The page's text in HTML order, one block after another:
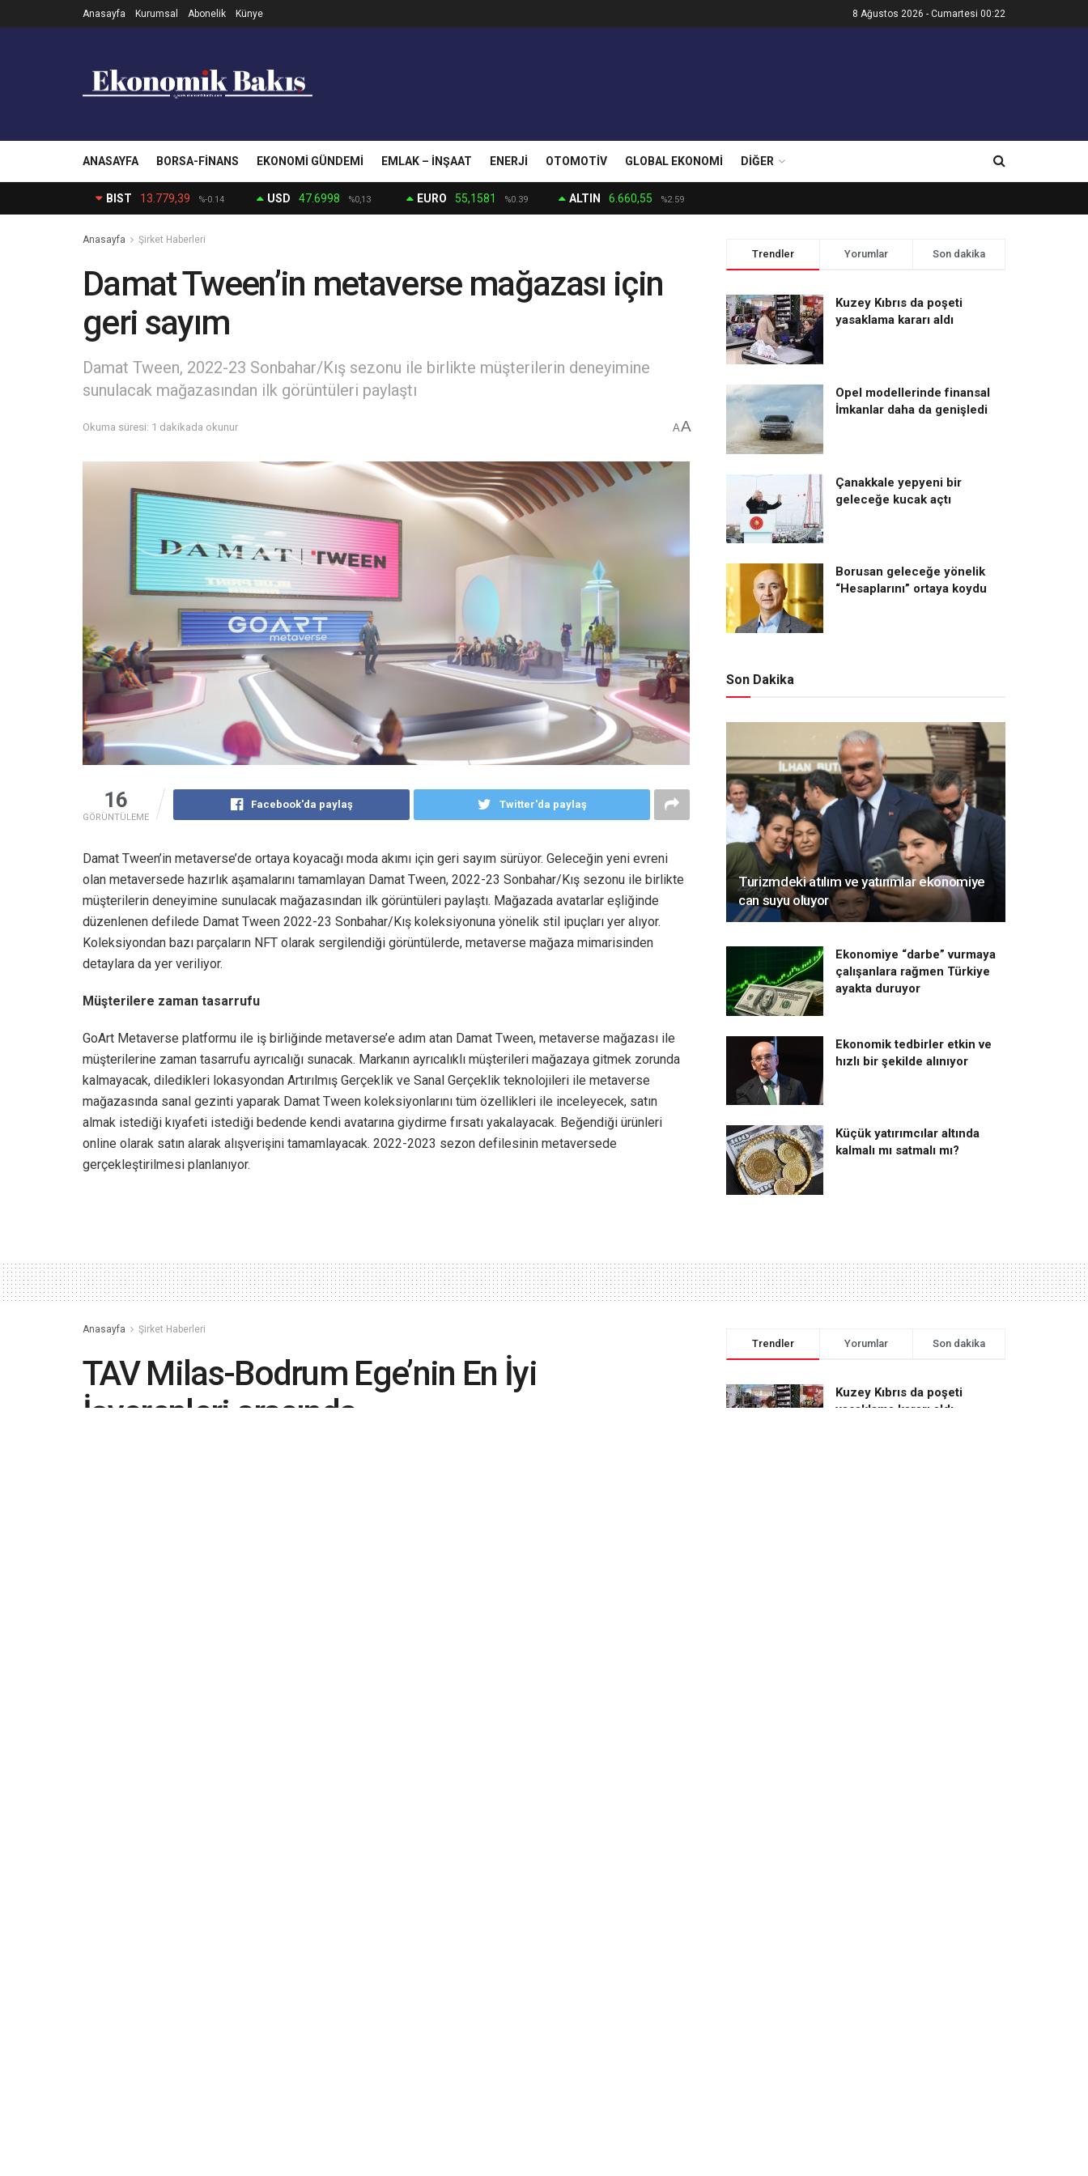
Anasayfa Kurumsal Abonelik Künye 8 Ağustos 2026 - Cumartesi 00:22
ANASAYFA BORSA-FINANS EKONOMI GÜNDEMI EMLAK – İNŞAAT ENERJI OTOMOTIV GLOBAL EKONOMI DIĞER
BIST 13.779,39 %-0.14 USD 47.6998 %0,13 EURO 55,1581 %0.39 ALTIN 6.660,55 %2.59
Anasayfa Şirket Haberleri
Damat Tween’in metaverse mağazası için
geri sayım
Damat Tween, 2022-23 Sonbahar/Kış sezonu ile birlikte müşterilerin deneyimine
sunulacak mağazasından ilk görüntüleri paylaştı
Okuma süresi: 1 dakikada okunur AA
16
GÖRÜNTÜLEME
Facebook'da paylaş Twitter'da paylaş
Damat Tween’in metaverse’de ortaya koyacağı moda akımı için geri sayım sürüyor. Geleceğin yeni evreni
olan metaversede hazırlık aşamalarını tamamlayan Damat Tween, 2022-23 Sonbahar/Kış sezonu ile birlikte
müşterilerin deneyimine sunulacak mağazasından ilk görüntüleri paylaştı. Mağazada avatarlar eşliğinde
düzenlenen defilede Damat Tween 2022-23 Sonbahar/Kış koleksiyonuna yönelik stil ipuçları yer alıyor.
Koleksiyondan bazı parçaların NFT olarak sergilendiği görüntülerde, metaverse mağaza mimarisinden
detaylara da yer veriliyor.
Müşterilere zaman tasarrufu
GoArt Metaverse platformu ile iş birliğinde metaverse’e adım atan Damat Tween, metaverse mağazası ile
müşterilerine zaman tasarrufu ayrıcalığı sunacak. Markanın ayrıcalıklı müşterileri mağazaya gitmek zorunda
kalmayacak, diledikleri lokasyondan Artırılmış Gerçeklik ve Sanal Gerçeklik teknolojileri ile metaverse
mağazasında sanal gezinti yaparak Damat Tween koleksiyonlarını tüm özellikleri ile inceleyecek, satın
almak istediği kıyafeti istediği bedende kendi avatarına giydirme fırsatı yakalayacak. Beğendiği ürünleri
online olarak satın alarak alışverişini tamamlayacak. 2022-2023 sezon defilesinin metaversede
gerçekleştirilmesi planlanıyor.
Trendler Yorumlar Son dakika
Kuzey Kıbrıs da poşeti
yasaklama kararı aldı
Opel modellerinde finansal
İmkanlar daha da genişledi
Çanakkale yepyeni bir
geleceğe kucak açtı
Borusan geleceğe yönelik
“Hesaplarını” ortaya koydu
Son Dakika
Turizmdeki atılım ve yatırımlar ekonomiye
can suyu oluyor
Ekonomiye “darbe” vurmaya
çalışanlara rağmen Türkiye
ayakta duruyor
Ekonomik tedbirler etkin ve
hızlı bir şekilde alınıyor
Küçük yatırımcılar altında
kalmalı mı satmalı mı?
Anasayfa Şirket Haberleri
TAV Milas-Bodrum Ege’nin En İyi
İşverenleri arasında
Trendler Yorumlar Son dakika
Kuzey Kıbrıs da poşeti
yasaklama kararı aldı